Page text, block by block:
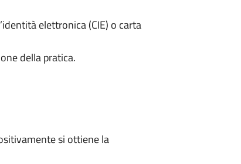
elettronica (CIE) o carta
della pratica.
si ottiene la